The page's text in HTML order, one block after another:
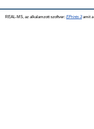
REAL-MS, az alkalamzott szoftver: EPrints 3amit a